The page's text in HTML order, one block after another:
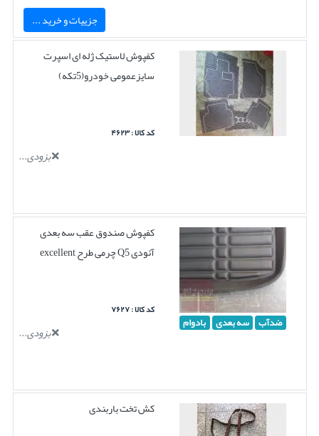
جزییات و خرید ...
کفپوش لاستیک ژله ای اسپرت
سایزعمومی خودرو(5تکه)
کد کالا : ۴۶۲۳
بزودی...
ضدآب سه بعدی بادوام
کفپوش صندوق عقب سه بعدی
آئودی Q5 چرمی طرح excellent
کد کالا : ۷۶۲۷
بزودی...
کش تخت باربندی